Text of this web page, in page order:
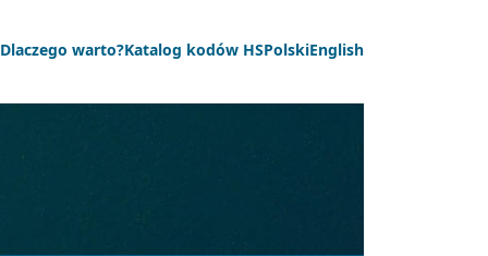
Dlaczego warto?Katalog kodów HSPolskiEnglish